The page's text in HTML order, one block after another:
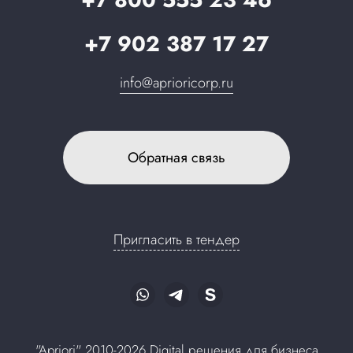
+7 902 387 17 27
info@aprioricorp.ru
Обратная связь
Пригласить в тендер